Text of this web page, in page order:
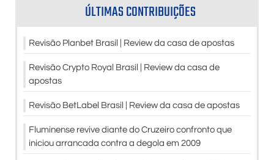
ÚLTIMAS CONTRIBUIÇÕES
Revisão Planbet Brasil | Review da casa de apostas
Revisão Crypto Royal Brasil | Review da casa de
apostas
Revisão BetLabel Brasil | Review da casa de apostas
Fluminense revive diante do Cruzeiro confronto que
iniciou arrancada contra a degola em 2009